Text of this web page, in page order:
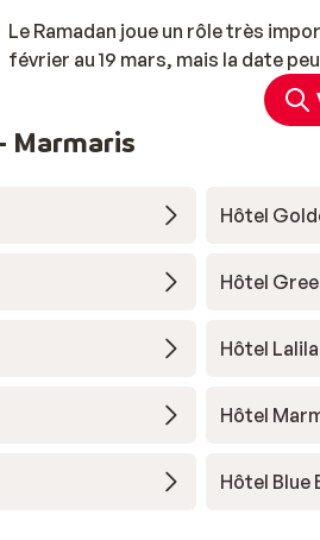
Le Ramadan joue un rôle très
février au 19 mars, mais la date
Marmaris
Hôtel
Hôtel
Hôtel
Hôtel
Hôtel Blue